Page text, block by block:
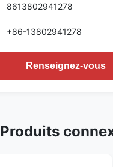
8613802941278
+86-13802941278
Renseignez-vous
Produits